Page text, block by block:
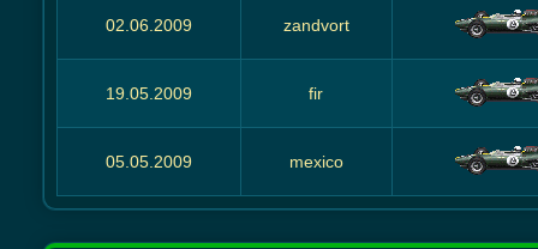
02.06.2009 zandvort
19.05.2009 fir
05.05.2009 mexico